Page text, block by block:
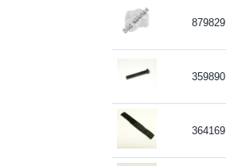
879829
359890
364169